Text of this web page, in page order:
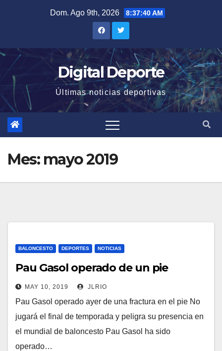
Dom. Ago 9th, 2026 8:37:41 AM
Digital Deporte
Últimas noticias deportivas
Mes: mayo 2019
BALONCESTO DEPORTES NOTICIAS
Pau Gasol operado de un pie
MAY 10, 2019 JLRIO
Pau Gasol operado ayer de una fractura en el pie No
jugará el final de temporada y peligra su presencia en
el mundial de baloncesto Pau Gasol ha sido
operado…